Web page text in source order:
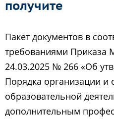
получите
Пакет документов в
требованиями Приказа
24.03.2025 № 266 «Об
Порядка организации и
образовательной
дополнительным